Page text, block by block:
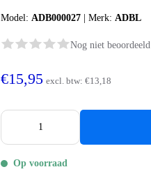
Model:ADB000027 |Merk:ADBL
Nog niet beoordeeld
€15,95 excl. btw:€13,18
Op voorraad